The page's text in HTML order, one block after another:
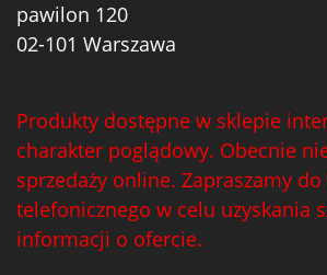
pawilon 120
02-101 Warszawa
Produkty dostępne w sklepie
charakter poglądowy. Obecnie
sprzedaży online. Zapraszamy
telefonicznego w celu uzyskania
informacji o ofercie.